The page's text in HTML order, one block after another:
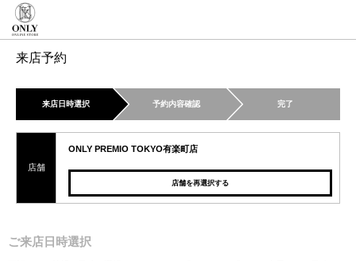
来店予約
来店日時選択 予約内容確認 完了
店舗
ONLY PREMIO TOKYO有楽町店
店舗を再選択する
ご来店日時選択